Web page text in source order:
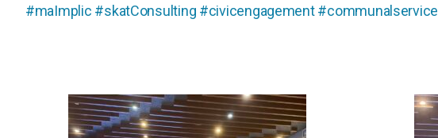
#maImplic #skatConsulting #civicengagement #communalservice